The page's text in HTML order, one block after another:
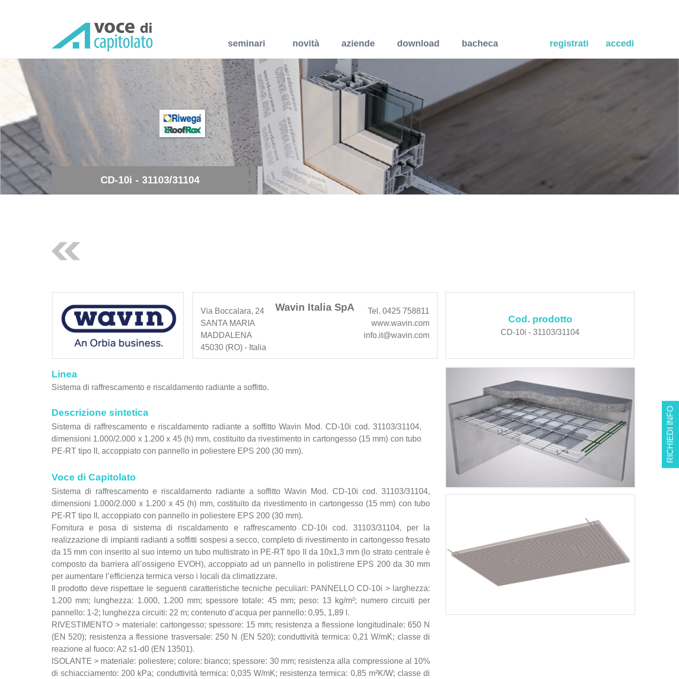
seminari novità aziende download bacheca registrati accedi
RICHIEDI INFO
CD-10i - 31103/31104
Wavin Italia SpA
Via Boccalara, 24
SANTA MARIA
MADDALENA
45030 (RO) - Italia
Tel. 0425 758811
www.wavin.com
info.it@wavin.com
Cod. prodotto
CD-10i - 31103/31104
Linea
Sistema di raffrescamento e riscaldamento radiante a soffitto.
Descrizione sintetica
Sistema di raffrescamento e riscaldamento radiante a soffitto Wavin Mod. CD-10i cod. 31103/31104,
dimensioni 1.000/2.000 x 1.200 x 45 (h) mm, costituito da rivestimento in cartongesso (15 mm) con tubo
PE-RT tipo II, accoppiato con pannello in poliestere EPS 200 (30 mm).
Voce di Capitolato
Sistema di raffrescamento e riscaldamento radiante a soffitto Wavin Mod. CD-10i cod. 31103/31104,
dimensioni 1.000/2.000 x 1.200 x 45 (h) mm, costituito da rivestimento in cartongesso (15 mm) con tubo
PE-RT tipo II, accoppiato con pannello in poliestere EPS 200 (30 mm).
Fornitura e posa di sistema di riscaldamento e raffrescamento CD-10i cod. 31103/31104, per la
realizzazione di impianti radianti a soffitti sospesi a secco, completo di rivestimento in cartongesso fresato
da 15 mm con inserito al suo interno un tubo multistrato in PE-RT tipo II da 10x1,3 mm (lo strato centrale è
composto da barriera all’ossigeno EVOH), accoppiato ad un pannello in polistirene EPS 200 da 30 mm
per aumentare l’efficienza termica verso i locali da climatizzare.
Il prodotto deve rispettare le seguenti caratteristiche tecniche peculiari: PANNELLO CD-10i > larghezza:
1.200 mm; lunghezza: 1.000, 1.200 mm; spessore totale: 45 mm; peso: 13 kg/m²; numero circuiti per
pannello: 1-2; lunghezza circuiti: 22 m; contenuto d’acqua per pannello: 0,95, 1,89 l.
RIVESTIMENTO > materiale: cartongesso; spessore: 15 mm; resistenza a flessione longitudinale: 650 N
(EN 520); resistenza a flessione trasversale: 250 N (EN 520); conduttività termica: 0,21 W/mK; classe di
reazione al fuoco: A2 s1-d0 (EN 13501).
ISOLANTE > materiale: poliestere; colore: bianco; spessore: 30 mm; resistenza alla compressione al 10%
di schiacciamento: 200 kPa; conduttività termica: 0,035 W/mK; resistenza termica: 0,85 m²K/W; classe di